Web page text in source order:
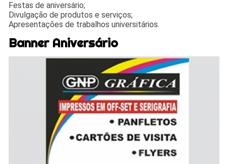
Festas de aniversário;
Divulgação de produtos e serviços;
Apresentações de trabalhos universitários.
Banner Aniversário